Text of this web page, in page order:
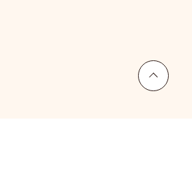
上へ戻る